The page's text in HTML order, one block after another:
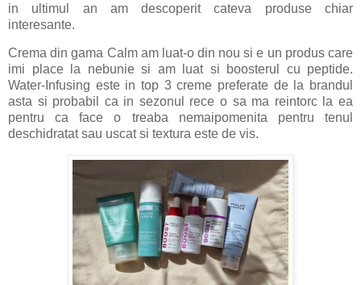
in ultimul an am descoperit cateva produse chiar
interesante.
Crema din gama Calm am luat-o din nou si e un produs care
imi place la nebunie si am luat si boosterul cu peptide.
Water-Infusing este in top 3 creme preferate de la brandul
asta si probabil ca in sezonul rece o sa ma reintorc la ea
pentru ca face o treaba nemaipomenita pentru tenul
deschidratat sau uscat si textura este de vis.